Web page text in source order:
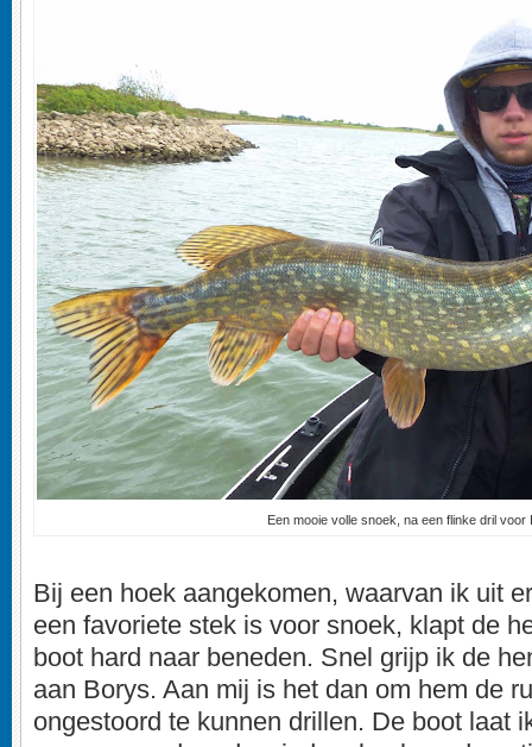
Een mooie volle snoek, na een flinke dril voor
Bij een hoek aangekomen, waarvan ik uit
een favoriete stek is voor snoek, klapt de
boot hard naar beneden. Snel grijp ik de
aan Borys. Aan mij is het dan om hem de
ongestoord te kunnen drillen. De boot laat